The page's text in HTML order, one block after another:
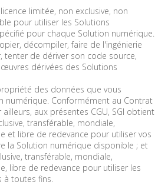
limitée, non exclusive, non
pour utiliser les Solutions
pour chaque Solution numérique.
décompiler, faire de l'ingénierie
tenter de dériver son code source,
dérivées des Solutions
des données que vous
numérique. Conformément au Contrat
aux présentes CGU, SGI obtient
transférable, mondiale,
et libre de redevance pour utiliser vos
la Solution numérique disponible ; et
transférable, mondiale,
libre de redevance pour utiliser les
à toutes fins.